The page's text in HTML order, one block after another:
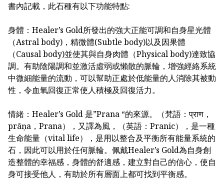
書內記載，此石種有以下功能特點:
身體：Healer’s Gold所發出的強大正能可調和自身星光體
（Astral body)，精微體(Subtle body)以及因果體
（Causal body)並使其與自身肉體（Physical body)達致協
調。有助陰陽調和並激活虛弱或懶散的脈輪，增強經絡系統
中微細能量的流動，可以幫助正處於低能量的人消除其被動
性，令血氧回復正常使人積極及回復活力。
情緒：Healer’s Gold 是”Prana “的來源。（梵語：प्राण，
prāṇa，Prana），又譯為風，（英語：Pranic），是一種
生命能量（vital life），是用以整合及平衡所有能量系統的
石，因此可以用於任何脈輪。佩戴Healer’s Gold為自身創
造整體的幸福感，身體的舒適感，建立對自己的信心，使自
身可接受他人，有助於所有層面上都可找到平衡感。